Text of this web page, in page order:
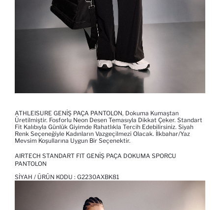
ATHLEISURE GENİŞ PAÇA PANTOLON, Dokuma Kumaştan
Üretilmiştir. Fosforlu Neon Desen Temasıyla Dikkat Çeker. Standart
Fit Kalıbıyla Günlük Giyimde Rahatlıkla Tercih Edebilirsiniz. Siyah
Renk Seçeneğiyle Kadınların Vazgeçilmezi Olacak. İlkbahar/yaz
Mevsim Koşullarına Uygun Bir Seçenektir.
AIRTECH STANDART FIT GENIŞ PAÇA DOKUMA SPORCU
PANTOLON
SIYAH / ÜRÜN KODU : G2230AXBK81